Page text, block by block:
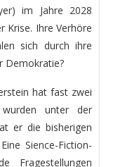
im Jahre 2028
Krise. Ihre Verhöre
sich durch ihre
Demokratie?
hat fast zwei
wurden unter der
er die bisherigen
Sience-Fiction-
Fragestellungen